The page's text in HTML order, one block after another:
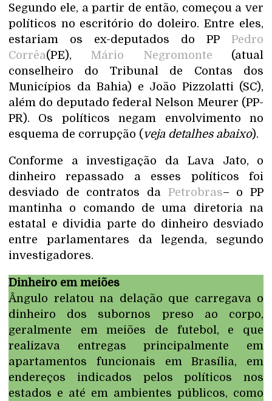
Segundo ele, a partir de então, começou a ver
políticos no escritório do doleiro. Entre eles,
estariam os ex-deputados do PP Pedro
Corrêa(PE), Mário Negromonte (atual
conselheiro do Tribunal de Contas dos
Municípios da Bahia) e João Pizzolatti (SC),
além do deputado federal Nelson Meurer (PP-
PR). Os políticos negam envolvimento no
esquema de corrupção (veja detalhes abaixo).
Conforme a investigação da Lava Jato, o
dinheiro repassado a esses políticos foi
desviado de contratos da Petrobras– o PP
mantinha o comando de uma diretoria na
estatal e dividia parte do dinheiro desviado
entre parlamentares da legenda, segundo
investigadores.
Dinheiro em meiões
Ângulo relatou na delação que carregava o
dinheiro dos subornos preso ao corpo,
geralmente em meiões de futebol, e que
realizava entregas principalmente em
apartamentos funcionais em Brasília, em
endereços indicados pelos políticos nos
estados e até em ambientes públicos, como